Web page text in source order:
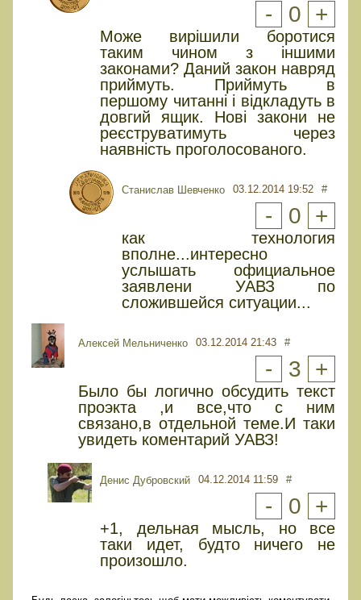
- 0 +
Може вирішили боротися
таким чином з іншими
законами? Даний закон навряд
приймуть. Приймуть в
першому читанні і відкладуть в
довгий ящик. Нові закони не
реєструватимуть через
наявність проголосованого.
Cтанислав Шевченко 03.12.2014 19:52 #
- 0 +
как технология
вполне...интересно
услышать официальное
заявлени УАВЗ по
сложившейся ситуации...
Алексей Мельниченко 03.12.2014 21:43 #
- 3 +
Было бы логично обсудить текст
проэкта ,и все,что с ним
связано,в отдельной теме.И таки
увидеть коментарий УАВЗ!
Денис Дубровский 04.12.2014 11:59 #
- 0 +
+1, дельная мысль, но все
таки идет, будто ничего не
произошло.